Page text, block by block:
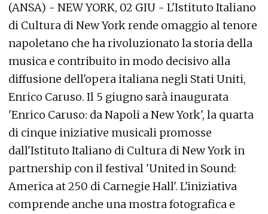
(ANSA) - NEW YORK, 02 GIU - L'Istituto Italiano
di Cultura di New York rende omaggio al tenore
napoletano che ha rivoluzionato la storia della
musica e contribuito in modo decisivo alla
diffusione dell'opera italiana negli Stati Uniti,
Enrico Caruso. Il 5 giugno sarà inaugurata
'Enrico Caruso: da Napoli a New York', la quarta
di cinque iniziative musicali promosse
dall'Istituto Italiano di Cultura di New York in
partnership con il festival 'United in Sound:
America at 250 di Carnegie Hall'. L'iniziativa
comprende anche una mostra fotografica e